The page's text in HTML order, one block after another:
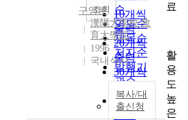
순
연도순
제목순
저자순
발행기
관순
10개씩
출력
20개씩
출력
30개씩
50개씩
조회
구영본
漢陽大學校 敎
育大學院
1996
국내석사
복사/대
출신청
료
활
용
도
높
은